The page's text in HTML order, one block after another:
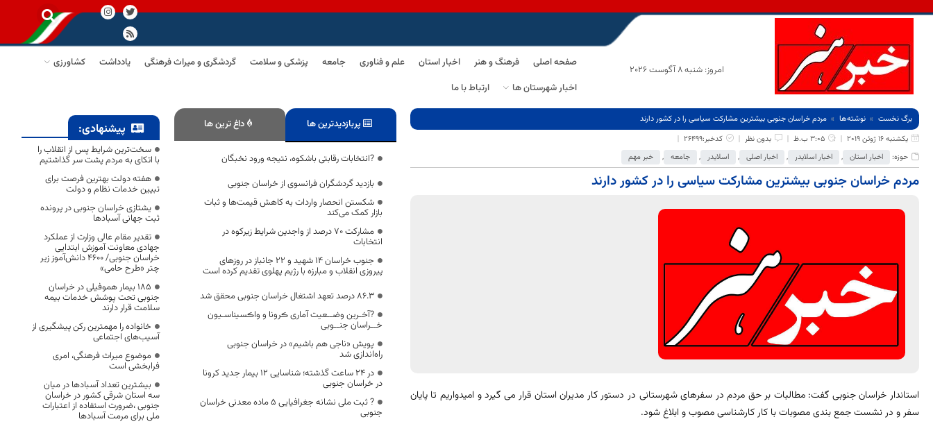
امروز: شنبه 8 آگوست 2026
صفحه اصلی فرهنگ و هنر اخبار استان علم و فناوری جامعه پزشکی و سلامت گردشگری و میراث فرهنگی یادداشت
کشاورزی
اخبار شهرستان ها
ارتباط با ما
برگ نخست نوشته‌ها
مردم خراسان جنوبی بیشترین مشارکت سیاسی را در کشور دارند
یکشنبه 16 ژوئن 2019
3:05 ب.ظ بدون نظر
کدخبر:26499
حوزه:
اخبار استان , اخبار اسلایدر , اخبار اصلی , اسلایدر , جامعه , خبر مهم
مردم خراسان جنوبی بیشترین مشارکت سیاسی را در کشور دارند
استاندار خراسان جنوبی گفت: مطالبات بر حق مردم در سفرهای شهرستانی در دستور کار مدیران استان قرار می گیرد و امیدواریم تا پایان
سفر و در نشست جمع بندی مصوبات با کار کارشناسی مصوب و ابلاغ شود.
پربازدیدترین ها داغ ترین ها
?انتخابات رقابتی باشکوه، نتیجه ورود نخبگان
بازدید گردشگران فرانسوی از خراسان جنوبی
شکستن انحصار واردات به کاهش قیمت‌ها و ثبات
بازار کمک می‌کند
مشارکت ۷۰ درصد از واجدین شرایط زیرکوه در
انتخابات
جنوب خراسان ۱۴ شهید و ۲۲ جانباز در روزهای
پیروزی انقلاب و مبارزه با رژیم پهلوی تقدیم کرده است
۸۶.۳ درصد تعهد اشتغال خراسان جنوبی محقق شد
?آخـرین وضــعیت آماری ڪرونا و واڪسیناسـیون
خــراسان جنــوبی
پویش «ناجی هم باشیم» در خراسان جنوبی
راه‌اندازی شد
در 24 ساعت گذشته؛ شناسایی 12 بیمار جدید کرونا
در خراسان جنوبی
? ثبت ملی نشانه جغرافیایی ۵ ماده معدنی خراسان
جنوبی
پیشنهادی:
سخت‌ترین شرایط پس از انقلاب را
با اتکای به مردم پشت سر گذاشتیم
هفته دولت بهترین فرصت برای
تبیین خدمات نظام و دولت
یشتازی خراسان جنوبی در پرونده
ثبت جهانی آسبادها
تقدیر مقام عالی وزارت از عملکرد
جهادی معاونت آموزش ابتدایی
خراسان جنوبی/ ۴۶۰۰ دانش‌آموز زیر
چتر «طرح حامی»
۱۸۵ بیمار هموفیلی در خراسان
جنوبی تحت پوشش خدمات بیمه
سلامت قرار دارند
خانواده را مهمترین رکن پیشگیری از
آسیب‌های اجتماعی
موضوع میراث فرهنگی، امری
فرابخشی است
بیشترین تعداد آسبادها در میان
سه استان شرقی کشور در خراسان
جنوبی ،ضرورت استفاده از اعتبارات
ملی برای مرمت آسبادها